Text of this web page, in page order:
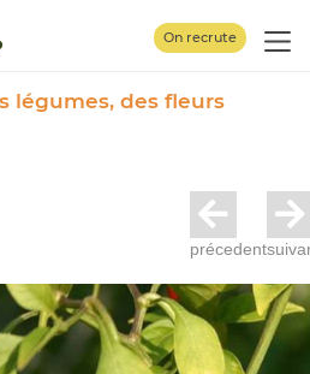
On recrute
légumes, des fleurs
précedent